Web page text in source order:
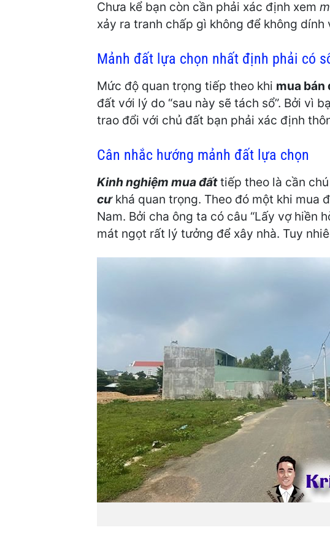
Chưa kể bạn còn cần phải xác định xem
xảy ra tranh chấp gì không để không
Mảnh đất lựa chọn nhất định phải có
Mức độ quan trọng tiếp theo khi mua bán
đất với lý do “sau này sẽ tách sổ”. Bởi vì
trao đổi với chủ đất bạn phải xác định
Cân nhắc hướng mảnh đất lựa chọn
Kinh nghiệm mua đấttiếp theo là cần
cưkhá quan trọng. Theo đó một khi mua
Nam. Bởi cha ông ta có câu “Lấy vợ hiền
mát ngọt rất lý tưởng để xây nhà. Tuy